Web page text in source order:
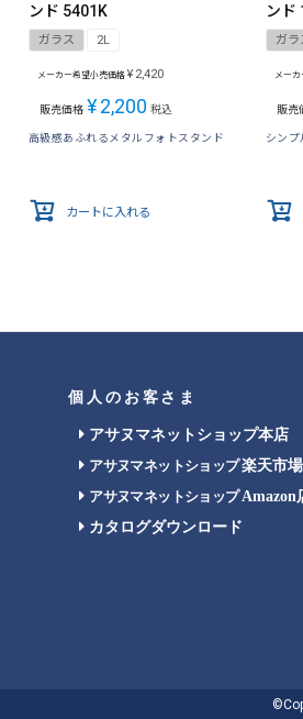
ンド 5401K
ガラス 2L
メーカー希望小売価格 ¥ 2,420
販売価格 ¥2,200 税込
高級感あふれるメタルフォトスタンド
カートに入れる
ンド
ガラ
メー
販売
シンプ
個人のお客さま
アサヌマネットショップ本店
アサヌマネットショップ楽天市
アサヌマネットショップAmazon
カタログダウンロード